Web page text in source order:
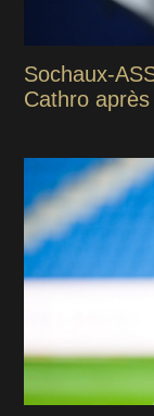
Sochaux-
Cathro